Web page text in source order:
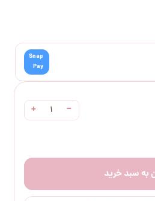
−
+
به سبد خرید
Snap
Pay